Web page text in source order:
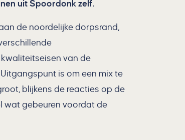
uit Spoordonk zelf.
de noordelijke dorpsrand,
van de
is om een mix te
blijkens de reacties op de
wat gebeuren voordat de